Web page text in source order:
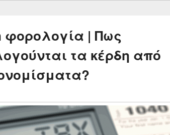
φορολογία | Πως
τα κέρδη από